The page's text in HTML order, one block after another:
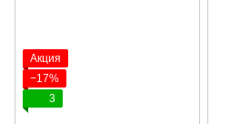
Акция
−17%
3